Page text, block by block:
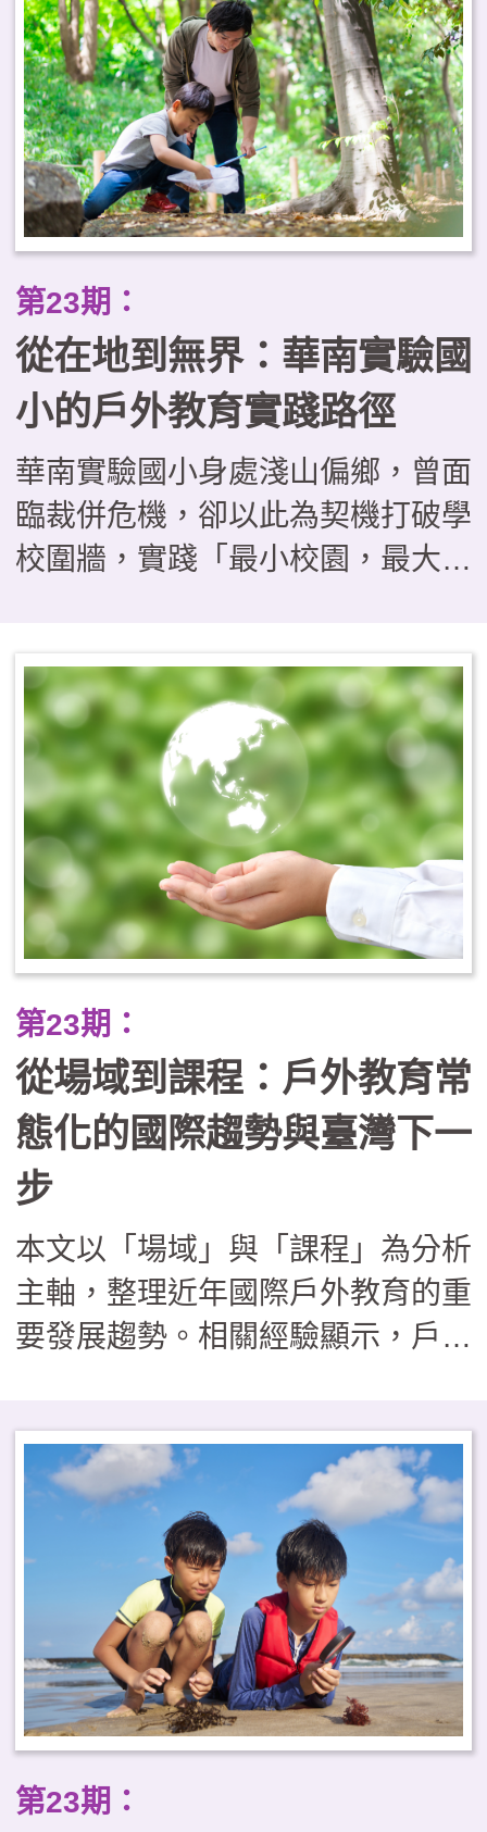
工作為戶外教育的推動基地，自
2021年起即成立戀戀大湖學教師
社群，致力推動戶外教育系列課
程。透過自編教材、戶外走讀、科
技融入等多重策略，進而推動社區
結合、跨校合作、國際交流。本文
育創新的實施與經驗，期望為戶外
教育提供具體啟發。
第23期：
從在地到無界：華南實驗國
小的戶外教育實踐路徑
華南實驗國小身處淺山偏鄉，曾面
臨裁併危機，卻以此為契機打破學
校圍牆，實踐「最小校園，最大教
域、行動、反思」，引導學生經歷
「把地方當教材」、「把地方當關
係」到「為地方採取行動」的三段
思維轉折。 透過四季課程
——秋季山野淬鍊、冬季走讀踏
查、春季服務旅行與夏季公民參
與，我們帶領孩子從山林守護、產
倡議。在行政團隊轉化為「課程鷹
架」的支持下，戶外教育不再只是
走馬看花，而是成為連結世代與地
方的溫柔路徑，讓孩子在回應社區
需求的過程中，發展出帶得走的真
實能力與生命溫度。
第23期：
從場域到課程：戶外教育常
態化的國際趨勢與臺灣下一
步
本文以「場域」與「課程」為分析
主軸，整理近年國際戶外教育的重
要發展趨勢。相關經驗顯示，戶外
課程內涵則從知識導向，擴展至兼
顧學習效益與健康福祉，並強調與
地方建立關係及課程治理的重要
性。據此，本文提出臺灣推動戶外
教育常態化的三項工作重點，以可
及性為核心規劃課程地圖、建構跨
域合作的學習生態系，以及以優質
化原則確保課程品質。
第23期：